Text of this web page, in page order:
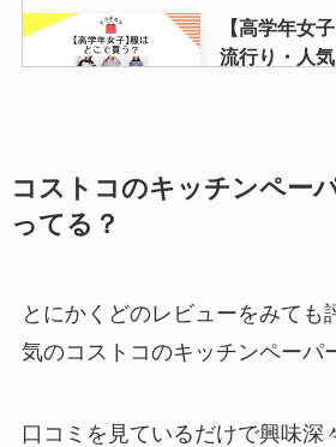
【高学年女
流行り・人
タイガーバ
い？日本だ
丸亀製麺シ
コストコのキッチンペー
ってる？
とにかくどのレビューをみても
気のコストコのキッチンペーパ
口コミを見ているだけで興味深